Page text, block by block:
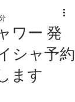
ワー 発
シャ予約
ます